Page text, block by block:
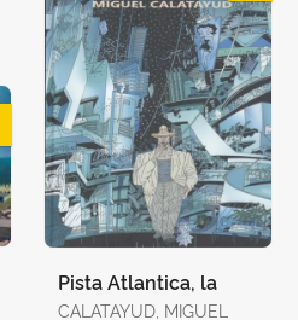
Pista Atlantica, la
CALATAYUD, MIGUEL